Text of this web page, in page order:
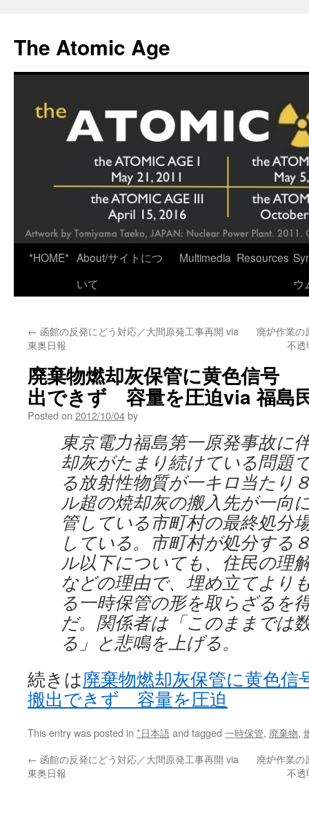
content
The Atomic Age
*HOME* About/サイトにつ
いて
Multimedia Resources
ウ
← 函館の反発にどう対応／大間原発工事再開 via
東奥日報
廃炉作業
不
廃棄物燃却灰保管に黄色信号
出できず 容量を圧迫via 福島
Posted on 2012/10/04by
東京電力福島第一原発事故に
却灰がたまり続けている問題
る放射性物質が一キロ当たり
ル超の焼却灰の搬入先が一向
管している市町村の最終処分
している。市町村が処分する
ル以下についても、住民の理
などの理由で、埋め立てより
る一時保管の形を取らざるを
だ。関係者は「このままでは
る」と悲鳴を上げる。
続きは廃棄物燃却灰保管に黄色
搬出できず 容量を圧迫
This entry was posted in *日本語and tagged 一時保管, 廃棄物,
← 函館の反発にどう対応／大間原発工事再開 via
東奥日報
廃炉作業
不